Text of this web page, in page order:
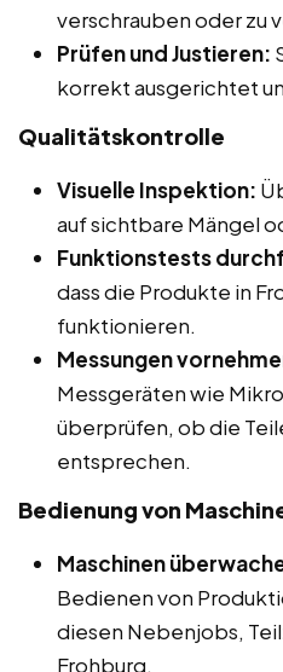
verschrauben oder zu
Prüfen und Justieren:
korrekt ausgerichtet
Qualitätskontrolle
Visuelle Inspektion:
auf sichtbare Mängel
Funktionstests
dass die Produkte in
funktionieren.
Messungen
Messgeräten wie
überprüfen, ob die
entsprechen.
Bedienung von
Maschinen
Bedienen von
diesen Nebenjobs,
Frohburg.